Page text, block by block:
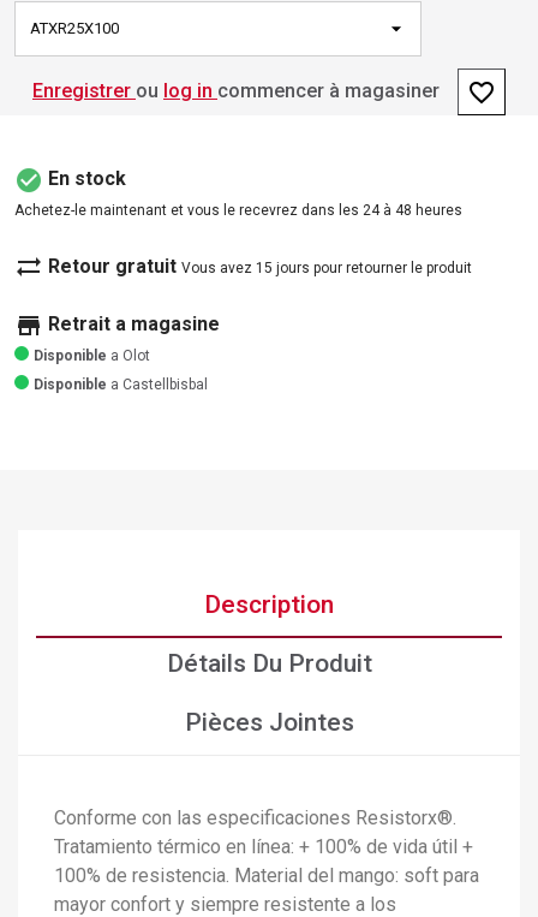
ATXR25X100
Enregistrer ou log in commencer à magasiner favorite_border
check_circle En stock
Achetez-le maintenant et vous le recevrez dans les 24 à 48 heures
sync_alt Retour gratuit Vous avez 15 jours pour retourner le produit
store Retrait a magasine
Disponible a Olot
Disponible a Castellbisbal
Description
Détails Du Produit
Pièces Jointes
Conforme con las especificaciones Resistorx®.
Tratamiento térmico en línea: + 100% de vida útil +
100% de resistencia. Material del mango: soft para
mayor confort y siempre resistente a los